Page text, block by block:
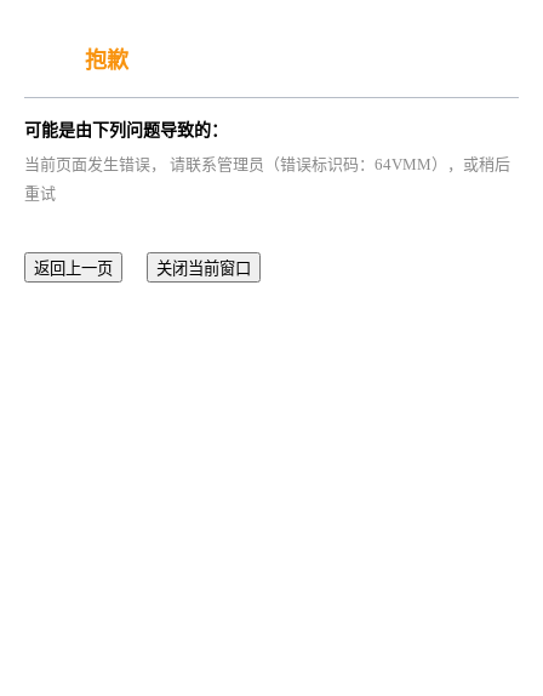
抱歉
可能是由下列问题导致的：
当前页面发生错误， 请联系管理员（错误标识码：64VMM），或稍后
重试